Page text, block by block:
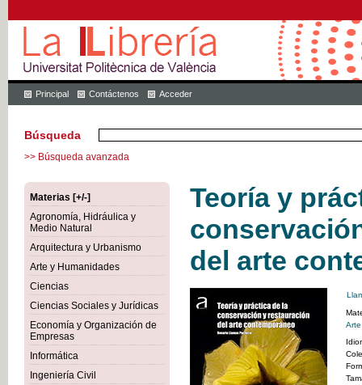
Principal Contáctenos Acceder
Búsqueda
>> Búsqueda avanzada
Materias [+/-]
Agronomía, Hidráulica y
Medio Natural
Arquitectura y Urbanismo
Arte y Humanidades
Ciencias
Ciencias Sociales y Jurídicas
Economía y Organización de
Empresas
Informática
Ingeniería Civil
Teoría y
del arte